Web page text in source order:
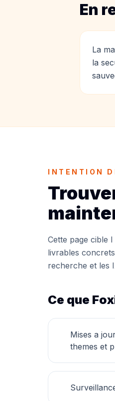
En
La
la
INTENTION
Cette page cible
livrables
recherche et les
Ce que
Mises a
themes et